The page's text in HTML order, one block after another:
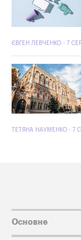
ЄВГЕН ЛЕВЧЕНКО - 7
ТЕТЯНА НАУМЕНКО - 7
Основне